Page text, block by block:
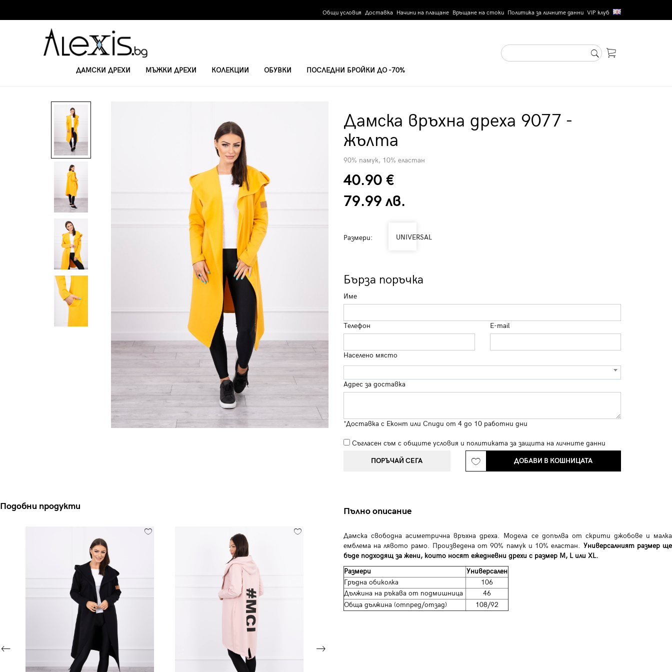
Общи условия Доставка Начини на плащане Връщане на стоки Политика за личните данни VIP клуб
ДАМСКИ ДРЕХИ МЪЖКИ ДРЕХИ КОЛЕКЦИИ ОБУВКИ ПОСЛЕДНИ БРОЙКИ ДО -70%
Дамска връхна дреха 9077 -
жълта
90% памук, 10% еластан
40.90 €
79.99 лв.
Размери: UNIVERSAL
Бърза поръчка
Име
Телефон E-mail
Населено място
Адрес за доставка
*Доставка с Еконт или Спиди от 4 до 10 работни дни
Съгласен съм с общите условия и политиката за защита на личните данни
ПОРЪЧАЙ СЕГА ДОБАВИ В КОШНИЦАТА
Подобни продукти Пълно описание
Дамска свободна асиметрична връхна дреха. Модела се допълва от скрити джобове и малка
емблема на лявото рамо. Произведена от 90% памук и 10% еластан. Универсалният размер ще
бъде подходящ за жени, които носят ежедневни дрехи с размер M, L или XL.
Размери
Универсален
Гръдна обиколка
106
Дължина на ръкава от подмишница
46
Обща дължина (отпред/отзад)
108/92